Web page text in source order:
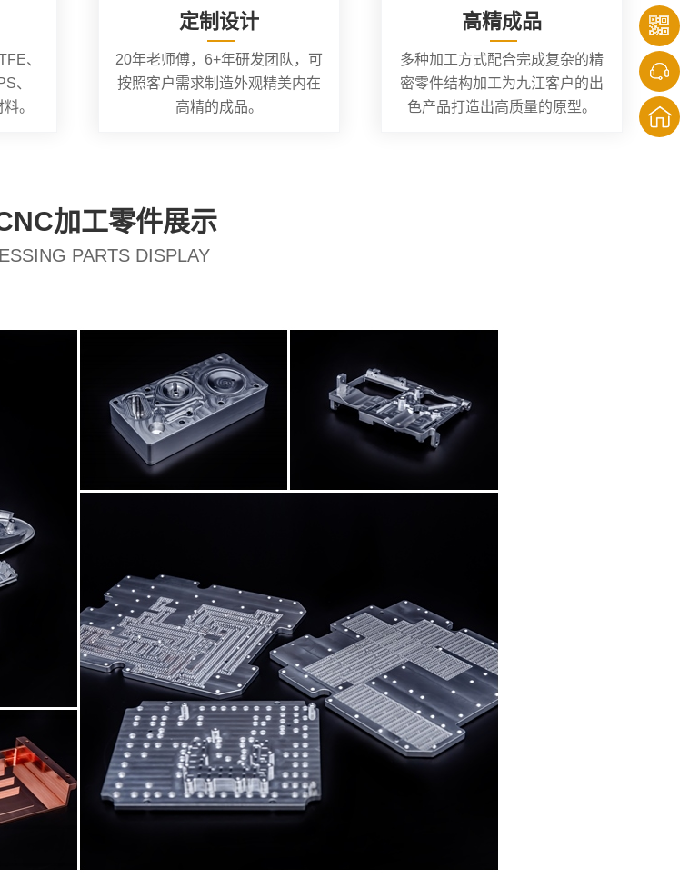
、
、
。
定制设计
20年老师傅，6+年研发团队，可
按照客户需求制造外观精美内在
高精的成品。
高精成品
多种加工方式配合完成复杂的精
密零件结构加工为九江客户的出
色产品打造出高质量的原型。
加工零件展示
PARTS DISPLAY